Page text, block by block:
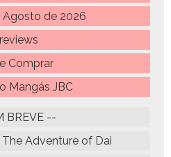
Agosto de 2026
Comprar
Mangás JBC
BREVE --
Adventure of Dai